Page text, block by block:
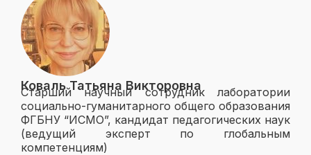
Коваль Татьяна Викторовна
Старший научный сотрудник лаборатории
социально-гуманитарного общего образования
ФГБНУ “ИСМО”, кандидат педагогических наук
(ведущий эксперт по глобальным
компетенциям)